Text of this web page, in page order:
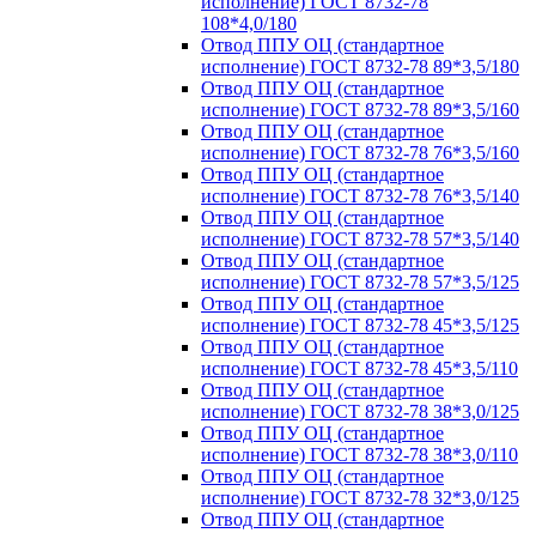
108*4,0/180
Отвод ППУ ОЦ (стандартное
исполнение) ГОСТ 8732-78 89*3,5/180
Отвод ППУ ОЦ (стандартное
исполнение) ГОСТ 8732-78 89*3,5/160
Отвод ППУ ОЦ (стандартное
исполнение) ГОСТ 8732-78 76*3,5/160
Отвод ППУ ОЦ (стандартное
исполнение) ГОСТ 8732-78 76*3,5/140
Отвод ППУ ОЦ (стандартное
исполнение) ГОСТ 8732-78 57*3,5/140
Отвод ППУ ОЦ (стандартное
исполнение) ГОСТ 8732-78 57*3,5/125
Отвод ППУ ОЦ (стандартное
исполнение) ГОСТ 8732-78 45*3,5/125
Отвод ППУ ОЦ (стандартное
исполнение) ГОСТ 8732-78 45*3,5/110
Отвод ППУ ОЦ (стандартное
исполнение) ГОСТ 8732-78 38*3,0/125
Отвод ППУ ОЦ (стандартное
исполнение) ГОСТ 8732-78 38*3,0/110
Отвод ППУ ОЦ (стандартное
исполнение) ГОСТ 8732-78 32*3,0/125
Отвод ППУ ОЦ (стандартное